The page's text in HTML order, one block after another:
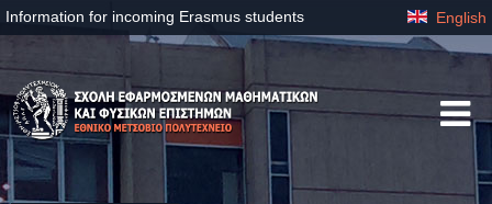
Information for incoming Erasmus students English